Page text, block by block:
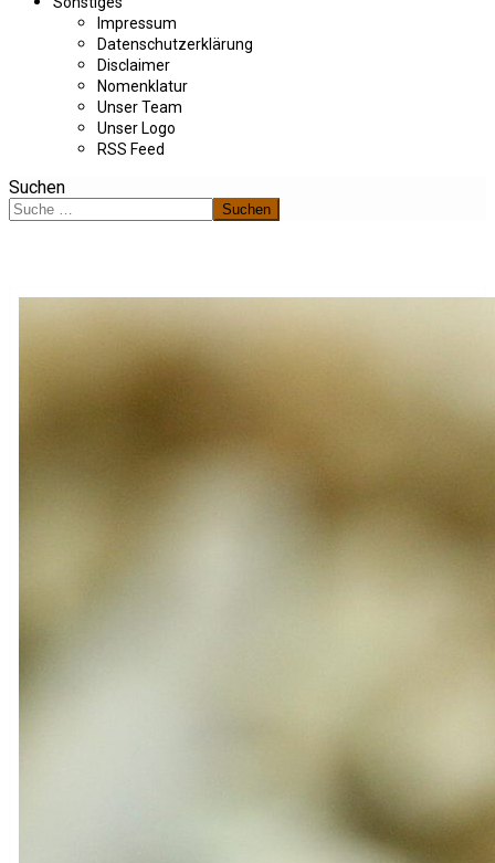
Impressum
Datenschutzerklärung
Disclaimer
Nomenklatur
Unser Team
Unser Logo
RSS Feed
Suchen
Suchen